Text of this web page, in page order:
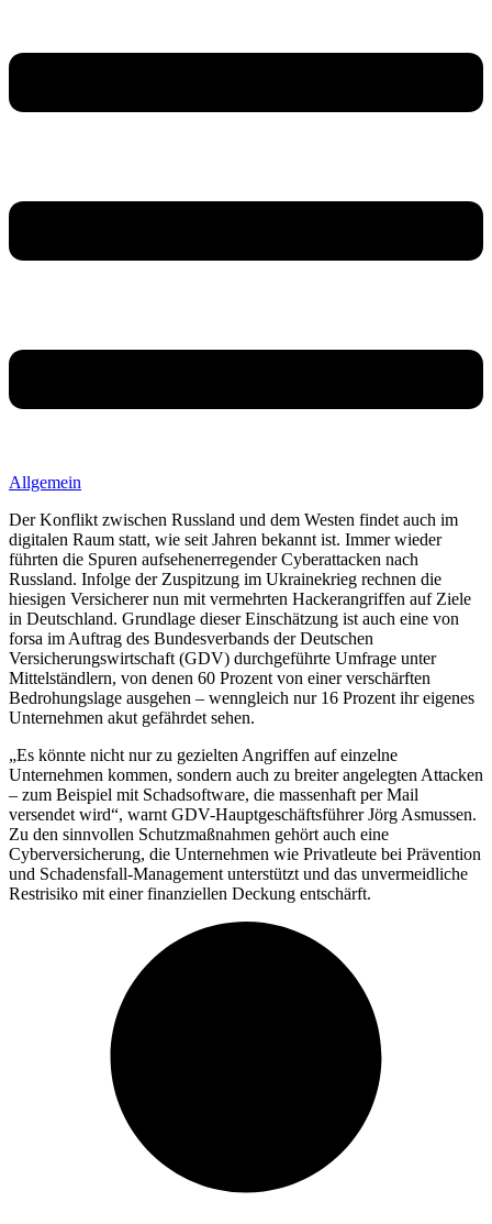
Allgemein
Der Konflikt zwischen Russland und dem Westen findet auch im
digitalen Raum statt, wie seit Jahren bekannt ist. Immer wieder
führten die Spuren aufsehenerregender Cyberattacken nach
Russland. Infolge der Zuspitzung im Ukrainekrieg rechnen die
hiesigen Versicherer nun mit vermehrten Hackerangriffen auf Ziele
in Deutschland. Grundlage dieser Einschätzung ist auch eine von
forsa im Auftrag des Bundesverbands der Deutschen
Versicherungswirtschaft (GDV) durchgeführte Umfrage unter
Mittelständlern, von denen 60 Prozent von einer verschärften
Bedrohungslage ausgehen – wenngleich nur 16 Prozent ihr eigenes
Unternehmen akut gefährdet sehen.
„Es könnte nicht nur zu gezielten Angriffen auf einzelne
Unternehmen kommen, sondern auch zu breiter angelegten Attacken
– zum Beispiel mit Schadsoftware, die massenhaft per Mail
versendet wird“, warnt GDV-Hauptgeschäftsführer Jörg Asmussen.
Zu den sinnvollen Schutzmaßnahmen gehört auch eine
Cyberversicherung, die Unternehmen wie Privatleute bei Prävention
und Schadensfall-Management unterstützt und das unvermeidliche
Restrisiko mit einer finanziellen Deckung entschärft.